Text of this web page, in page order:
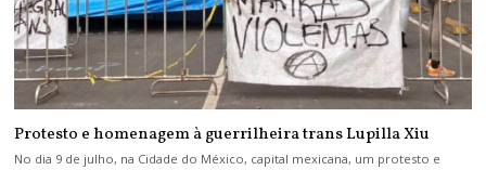
Protesto e homenagem à guerrilheira trans Lupilla Xiu
No dia 9 de julho, na Cidade do México, capital mexicana, um protesto e